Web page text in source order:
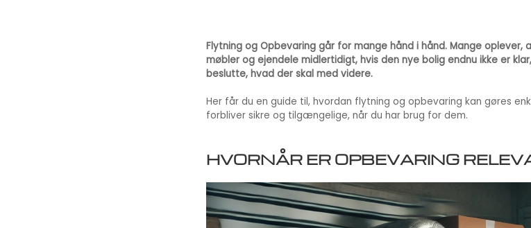
Flytning og Opbevaring går for mange hånd i hånd. Mange
møbler og ejendele midlertidigt, hvis den nye bolig endnu ikke er
beslutte, hvad der skal med videre.
Her får du en guide til, hvordan flytning og opbevaring kan gøres
forbliver sikre og tilgængelige, når du har brug for dem.
HVORNÅR ER OPBEVARING